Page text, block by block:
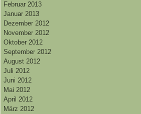
Februar 2013
Januar 2013
Dezember 2012
November 2012
Oktober 2012
September 2012
August 2012
Juli 2012
Juni 2012
Mai 2012
April 2012
März 2012